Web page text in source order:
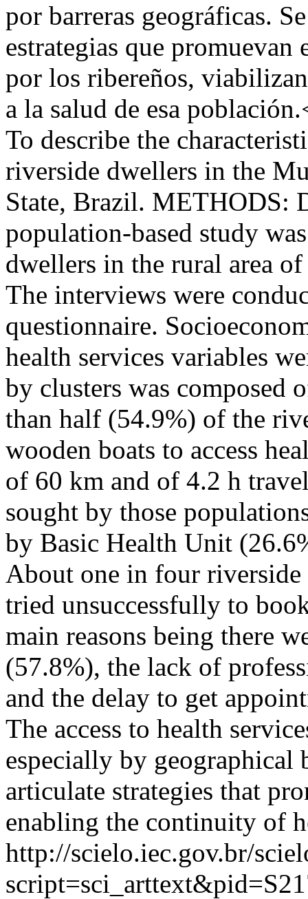
por barreras geográficas.
estrategias que promuevan
por los ribereños,
a la salud de esa
To describe the
riverside dwellers in the
State, Brazil. METHODS:
population-based study
dwellers in the rural area
The interviews were
questionnaire.
health services variables
by clusters was composed
than half (54.9%) of the
wooden boats to access
of 60 km and of 4.2 h
sought by those
by Basic Health Unit
About one in four
tried unsuccessfully to
main reasons being there
(57.8%), the lack of
and the delay to get
The access to health
especially by geographical
articulate strategies that
enabling the continuity of
http://scielo.iec.gov.br/